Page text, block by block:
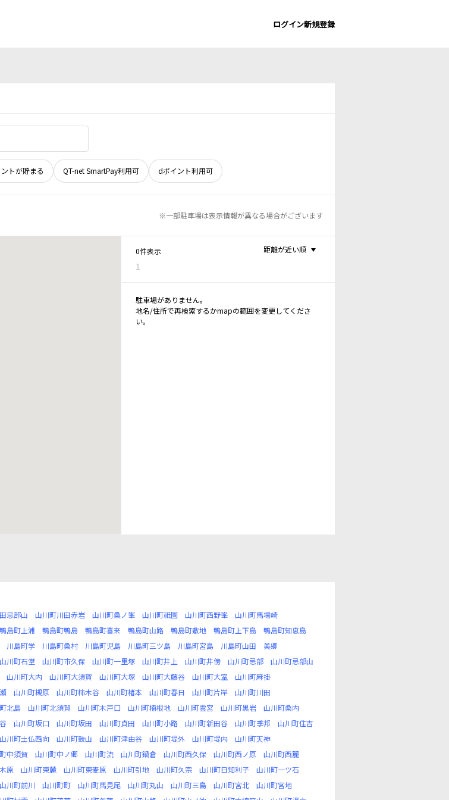
ログイン新規登録
トが貯まる QT-net SmartPay利用可 dポイント利用可
※一部駐車場は表示情報が異なる場合がございます
0件表示
1
距離が近い順
駐車場がありません。
地名/住所で再検索するかmapの範囲を変更してくださ
い。
忌部山 山川町川田赤岩 山川町桑ノ峯 山川町祇園 山川町西野峯
山川町馬場崎
鴨島町上浦 鴨島町鴨島 鴨島町喜来 鴨島町山路 鴨島町敷地 鴨島町上下島
鴨島町知恵島
川島町学 川島町桑村 川島町児島 川島町三ツ島 川島町宮島 川島町山田
美郷
山川町石堂 山川町市久保 山川町一里塚 山川町井上 山川町井傍 山川町忌部
山川町忌部山
山川町大内 山川町大須賀 山川町大塚 山川町大藤谷 山川町大室
山川町麻掛
山川町槻原 山川町柿木谷 山川町楮本 山川町春日 山川町片岸
山川町川田
北島 山川町北須賀 山川町木戸口 山川町楠根地 山川町雲宮 山川町黒岩
山川町桑内
山川町坂口 山川町坂田 山川町貞田 山川町小路 山川町新田谷 山川町季邦
山川町住吉
山川町土仏西向 山川町鼓山 山川町津由谷 山川町堤外 山川町堤内
山川町天神
中須賀 山川町中ノ郷 山川町流 山川町鍋倉 山川町西久保 山川町西ノ原
山川町西麓
原 山川町東麓 山川町東麦原 山川町引地 山川町久宗 山川町日知利子
山川町一ツ石
山川町前川 山川町町 山川町馬見尾 山川町丸山 山川町三島 山川町宮北
山川町宮地